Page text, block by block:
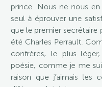
prince. Nous ne nous
seul à éprouver une
que le premier
été Charles Perrault.
confrères, le plus
poésie, comme je me
raison que j’aimais les